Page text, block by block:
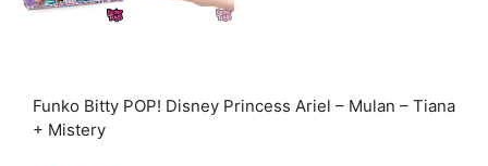
Funko Bitty POP! Disney Princess Ariel – Mulan – Tiana
+ Mistery